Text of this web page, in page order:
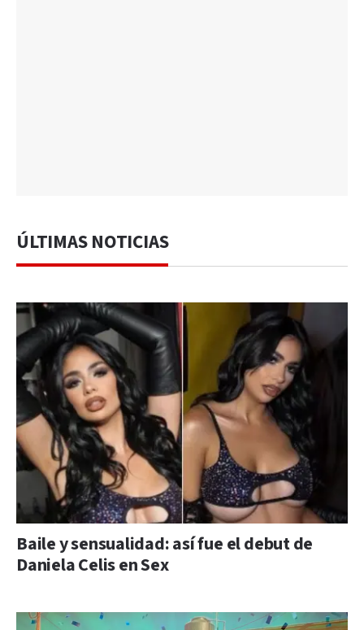
ÚLTIMAS NOTICIAS
Baile y sensualidad: así fue el debut de
Daniela Celis en Sex